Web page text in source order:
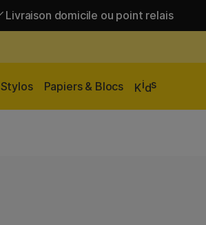
Livraison domicile ou point relais
Stylos Papiers & Blocs Kids